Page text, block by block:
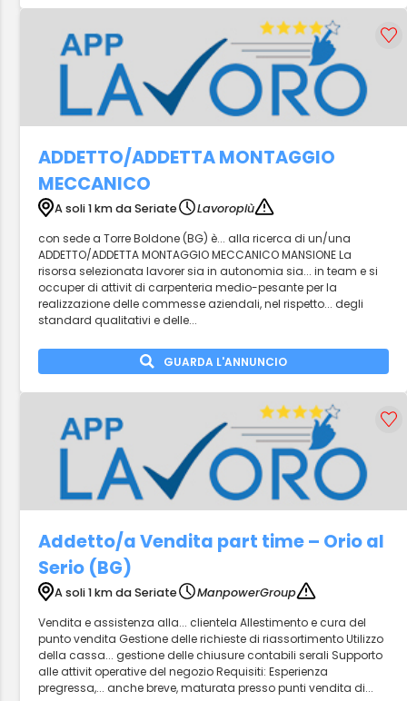
ADDETTO/ADDETTA MONTAGGIO
MECCANICO
A soli 1 km da Seriate
Lavoropiù
con sede a Torre Boldone (BG) è... alla ricerca di un/una
ADDETTO/ADDETTA MONTAGGIO MECCANICO MANSIONE La
risorsa selezionata lavorer sia in autonomia sia... in team e si
occuper di attivit di carpenteria medio-pesante per la
realizzazione delle commesse aziendali, nel rispetto... degli
standard qualitativi e delle...
GUARDA L'ANNUNCIO
Addetto/a Vendita part time – Orio al
Serio (BG)
A soli 1 km da Seriate
ManpowerGroup
Vendita e assistenza alla... clientela Allestimento e cura del
punto vendita Gestione delle richieste di riassortimento Utilizzo
della cassa... gestione delle chiusure contabili serali Supporto
alle attivit operative del negozio Requisiti: Esperienza
pregressa,... anche breve, maturata presso punti vendita di...